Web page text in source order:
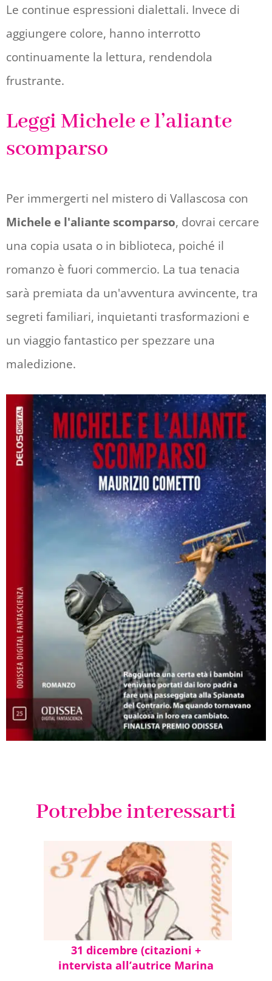
Le continue espressioni dialettali. Invece di
aggiungere colore, hanno interrotto
continuamente la lettura, rendendola
frustrante.
Leggi Michele e l’aliante
scomparso
Per immergerti nel mistero di Vallascosa con
Michele e l'aliante scomparso, dovrai cercare
una copia usata o in biblioteca, poiché il
romanzo è fuori commercio. La tua tenacia
sarà premiata da un'avventura avvincente, tra
segreti familiari, inquietanti trasformazioni e
un viaggio fantastico per spezzare una
maledizione.
Potrebbe interessarti
31 dicembre (citazioni +
intervista all’autrice Marina